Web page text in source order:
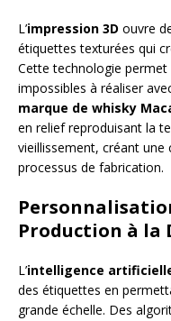
L’impression 3D ouvre
étiquettes texturées qui
Cette technologie
impossibles à réaliser
marque de whisky
en relief reproduisant la
vieillissement, créant une
processus de fabrication.
Production à la
L’intelligence
des étiquettes en
grande échelle. Des